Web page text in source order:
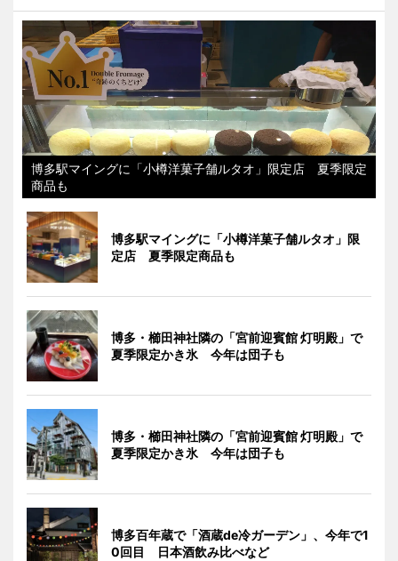
博多駅マイングに「小樽洋菓子舗ルタオ」限定店 夏季限定
商品も
博多駅マイングに「小樽洋菓子舗ルタオ」限
定店 夏季限定商品も
博多・櫛田神社隣の「宮前迎賓館 灯明殿」で
夏季限定かき氷 今年は団子も
博多・櫛田神社隣の「宮前迎賓館 灯明殿」で
夏季限定かき氷 今年は団子も
博多百年蔵で「酒蔵de冷ガーデン」、今年で1
0回目 日本酒飲み比べなど